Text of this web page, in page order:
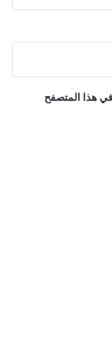
في هذا المتصفح